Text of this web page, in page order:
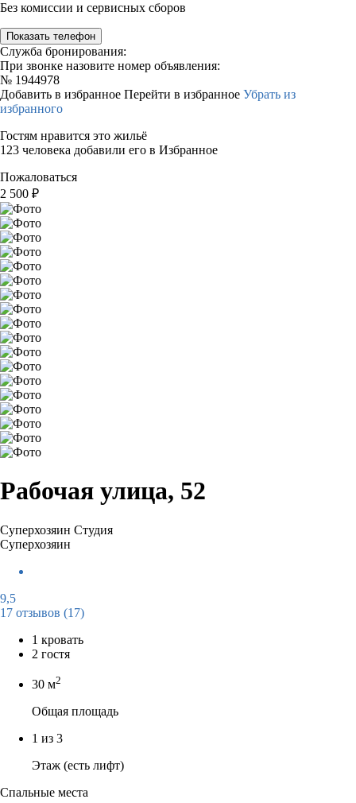
Без комиссии и сервисных сборов
Показать телефон
Служба бронирования:
При звонке назовите номер объявления:
№ 1944978
Добавить в избранное Перейти в избранное Убрать из
избранного
Гостям нравится это жильё
123 человека добавили его в Избранное
Пожаловаться
2 500 ₽
Рабочая улица, 52
Суперхозяин Студия
Суперхозяин
9,5
17 отзывов (17)
1 кровать
2 гостя
30 м2
Общая площадь
1 из 3
Этаж (есть лифт)
Спальные места